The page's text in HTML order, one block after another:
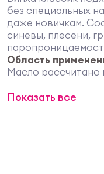
без специальных
даже новичкам.
синевы, плесени,
Область
Масло рассчитано
на себя дождь,
Показать все